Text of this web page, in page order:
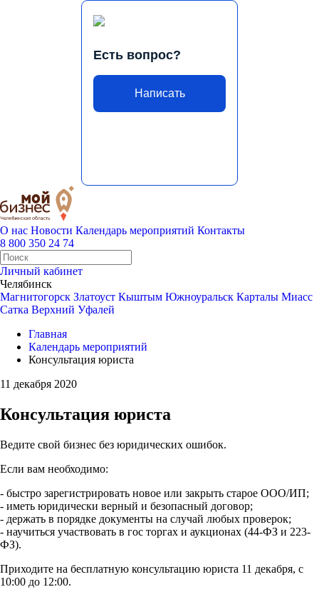
Есть вопрос?
Написать
О нас Новости Календарь мероприятий Контакты
8 800 350 24 74
Личный кабинет
Челябинск
Магнитогорск Златоуст Кыштым Южноуральск Карталы Миасс
Сатка Верхний Уфалей
Главная
Календарь мероприятий
Консультация юриста
11 декабря 2020
Консультация юриста
Ведите свой бизнес без юридических ошибок.
Если вам необходимо:
- быстро зарегистрировать новое или закрыть старое ООО/ИП;
- иметь юридически верный и безопасный договор;
- держать в порядке документы на случай любых проверок;
- научиться участвовать в гос торгах и аукционах (44-ФЗ и 223-
ФЗ).
Приходите на бесплатную консультацию юриста 11 декабря, с
10:00 до 12:00.